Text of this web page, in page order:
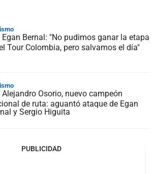
Egan Bernal: "No pudimos ganar la etapa
Tour Colombia, pero salvamos el día"
Alejandro Osorio, nuevo campeón
de ruta: aguantó ataque de Egan
y Sergio Higuita
PUBLICIDAD